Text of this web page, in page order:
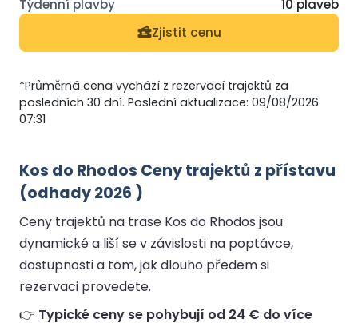
10 plaveb
Zjistit cenu
*Průměrná cena vychází z rezervací trajektů za
posledních 30 dní. Poslední aktualizace: 09/08/2026
07:31
Kos do Rhodos Ceny trajektů z přístavu
(odhady 2026 )
Ceny trajektů na trase Kos do Rhodos jsou
dynamické a liší se v závislosti na poptávce,
dostupnosti a tom, jak dlouho předem si
rezervaci provedete.
👉 Typické ceny se pohybují od 24 € do více